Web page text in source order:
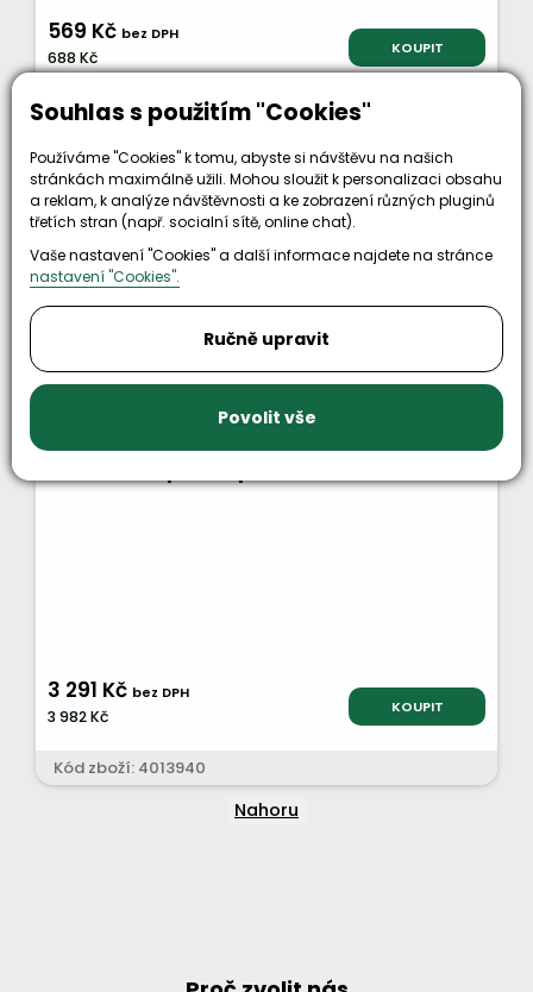
Souhlas s použitím "Cookies"
Používáme "Cookies" k tomu, abyste si návštěvu na našich
stránkách maximálně užili. Mohou sloužit k personalizaci obsahu
a reklam, k analýze návštěvnosti a ke zobrazení různých pluginů
třetích stran (např. socialní sítě, online chat).
Vaše nastavení "Cookies" a další informace najdete na stránce
nastavení "Cookies".
Ručně upravit
Povolit vše
569 Kč bez DPH
688 Kč KOUPIT
Kód zboží: 4012511
3 291 Kč bez DPH
3 982 Kč KOUPIT
Kód zboží: 4013940
Nahoru